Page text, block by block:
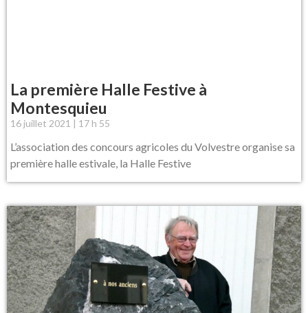
La première Halle Festive à
Montesquieu
16 juillet 2021 17 h 55
L’association des concours agricoles du Volvestre organise sa
première halle estivale, la Halle Festive